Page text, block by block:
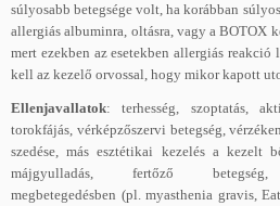
súlyosabb betegsége volt, ha korábban
allergiás albuminra, oltásra, vagy a BOTOX
mert ezekben az esetekben allergiás
kell az kezelő orvossal, hogy mikor kapott
Ellenjavallatok: terhesség, szoptatás,
torokfájás, vérképzőszervi betegség,
szedése, más esztétikai kezelés a kezelt
májgyulladás, fertőző betegség,
megbetegedésben (pl. myasthenia gravis,